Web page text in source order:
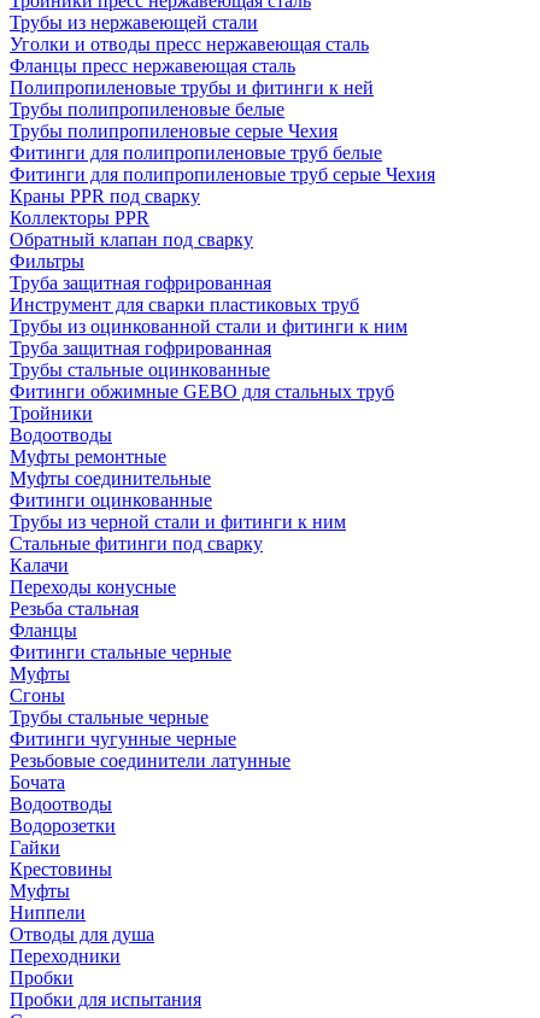
Трубы из нержавеющей стали
Уголки и отводы пресс нержавеющая сталь
Фланцы пресс нержавеющая сталь
Полипропиленовые трубы и фитинги к ней
Трубы полипропиленовые белые
Трубы полипропиленовые серые Чехия
Фитинги для полипропиленовые труб белые
Фитинги для полипропиленовые труб серые Чехия
Краны PPR под сварку
Коллекторы PPR
Обратный клапан под сварку
Фильтры
Труба защитная гофрированная
Инструмент для сварки пластиковых труб
Трубы из оцинкованной стали и фитинги к ним
Труба защитная гофрированная
Трубы стальные оцинкованные
Фитинги обжимные GEBO для стальных труб
Тройники
Водоотводы
Муфты ремонтные
Муфты соединительные
Фитинги оцинкованные
Трубы из черной стали и фитинги к ним
Стальные фитинги под сварку
Калачи
Переходы конусные
Резьба стальная
Фланцы
Фитинги стальные черные
Муфты
Сгоны
Трубы стальные черные
Фитинги чугунные черные
Резьбовые соединители латунные
Бочата
Водоотводы
Водорозетки
Гайки
Крестовины
Муфты
Ниппели
Отводы для душа
Переходники
Пробки
Пробки для испытания